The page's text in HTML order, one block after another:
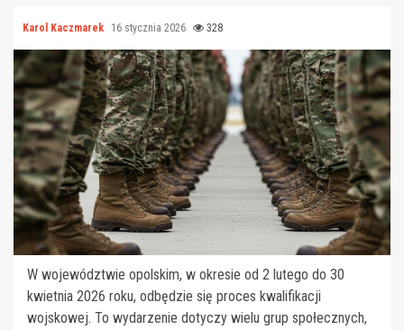
Karol Kaczmarek 16 stycznia 2026 328
W województwie opolskim, w okresie od 2 lutego do 30
kwietnia 2026 roku, odbędzie się proces kwalifikacji
wojskowej. To wydarzenie dotyczy wielu grup społecznych,